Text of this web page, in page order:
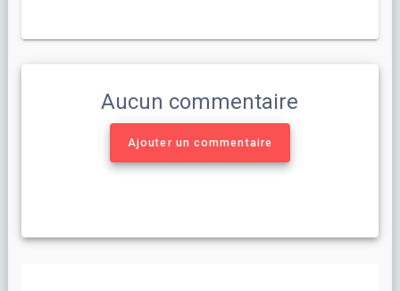
Aucun commentaire
Ajouter un commentaire